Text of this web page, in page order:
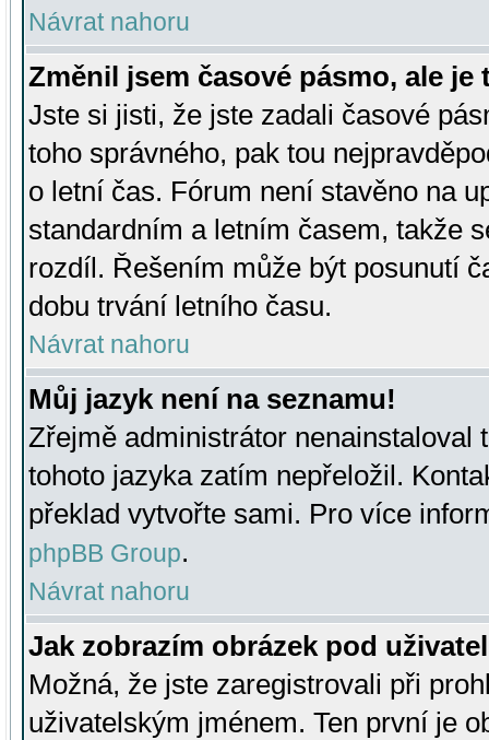
Návrat nahoru
Změnil jsem časové pásmo, ale je
Jste si jisti, že jste zadali časové
toho správného, pak tou
o letní čas. Fórum není stavěno na
standardním a letním časem, takže
rozdíl. Řešením může být posunutí
dobu trvání letního času.
Návrat nahoru
Můj jazyk není na seznamu!
Zřejmě administrátor nenainstaloval
tohoto jazyka zatím nepřeložil.
překlad vytvořte sami. Pro více
phpBB Group.
Návrat nahoru
Jak zobrazím obrázek pod
Možná, že jste zaregistrovali při
uživatelským jménem. Ten první je